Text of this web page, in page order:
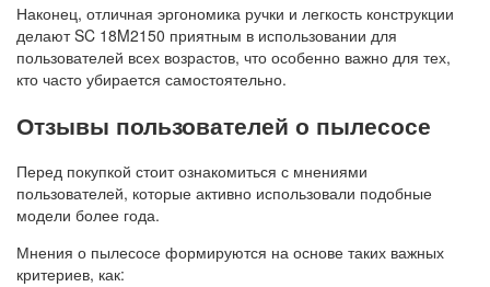
Наконец, отличная эргономика ручки и легкость конструкции
делают SC 18M2150 приятным в использовании для
пользователей всех возрастов, что особенно важно для тех,
кто часто убирается самостоятельно.
Отзывы пользователей о пылесосе
Перед покупкой стоит ознакомиться с мнениями
пользователей, которые активно использовали подобные
модели более года.
Мнения о пылесосе формируются на основе таких важных
критериев, как: